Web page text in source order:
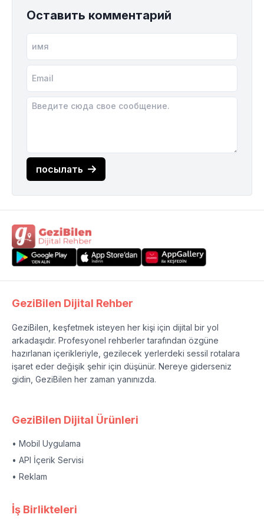
Оставить комментарий
посылать
GeziBilen Dijital Rehber
GeziBilen, keşfetmek isteyen her kişi için dijital bir yol
arkadaşıdır. Profesyonel rehberler tarafından özgüne
hazırlanan içerikleriyle, gezilecek yerlerdeki sessil rotalara
işaret eder değişik şehir için düşünür. Nereye giderseniz
gidin, GeziBilen her zaman yanınızda.
GeziBilen Dijital Ürünleri
• Mobil Uygulama
• API İçerik Servisi
• Reklam
İş Birlikteleri